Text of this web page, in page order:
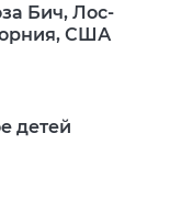
Бич, Лос-
США
детей